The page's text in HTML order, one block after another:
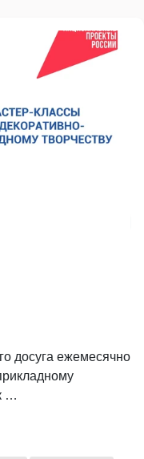
досуга ежемесячно
…